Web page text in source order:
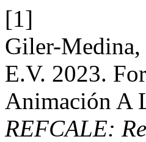
[1]
Giler-Medina,
E.V. 2023.
Animación A
REFCALE: